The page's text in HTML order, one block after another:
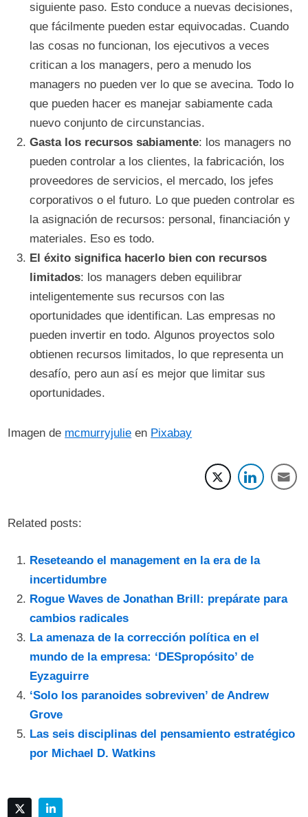
siguiente paso. Esto conduce a nuevas decisiones,
que fácilmente pueden estar equivocadas. Cuando
las cosas no funcionan, los ejecutivos a veces
critican a los managers, pero a menudo los
managers no pueden ver lo que se avecina. Todo lo
que pueden hacer es manejar sabiamente cada
nuevo conjunto de circunstancias.
Gasta los recursos sabiamente: los managers no
pueden controlar a los clientes, la fabricación, los
proveedores de servicios, el mercado, los jefes
corporativos o el futuro. Lo que pueden controlar es
la asignación de recursos: personal, financiación y
materiales. Eso es todo.
El éxito significa hacerlo bien con recursos
limitados: los managers deben equilibrar
inteligentemente sus recursos con las
oportunidades que identifican. Las empresas no
pueden invertir en todo. Algunos proyectos solo
obtienen recursos limitados, lo que representa un
desafío, pero aun así es mejor que limitar sus
oportunidades.
Imagen de mcmurryjulie en Pixabay
Related posts:
Reseteando el management en la era de la
incertidumbre
Rogue Waves de Jonathan Brill: prepárate para
cambios radicales
La amenaza de la corrección política en el
mundo de la empresa: ‘DESpropósito’ de
Eyzaguirre
‘Solo los paranoides sobreviven’ de Andrew
Grove
Las seis disciplinas del pensamiento estratégico
por Michael D. Watkins